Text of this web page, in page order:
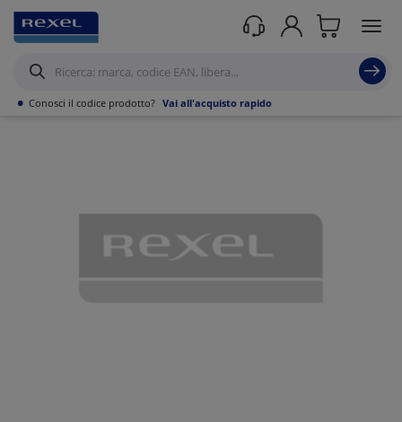
• Conosci il codice prodotto? Vai all'acquisto rapido
Prodotti /Canalizzazioni Canaline Passacavi Industriali in Metallo/Curve,
Derivazioni e accessori per Canale forato